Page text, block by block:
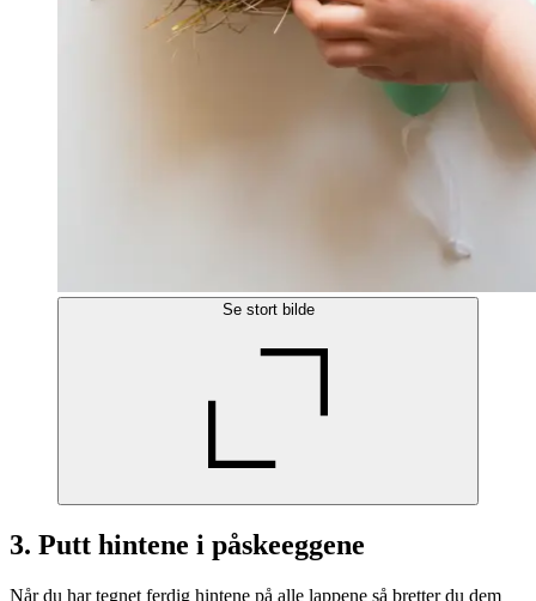
Se stort bilde
3. Putt hintene i påskeeggene
Når du har tegnet ferdig hintene på alle lappene så bretter du dem